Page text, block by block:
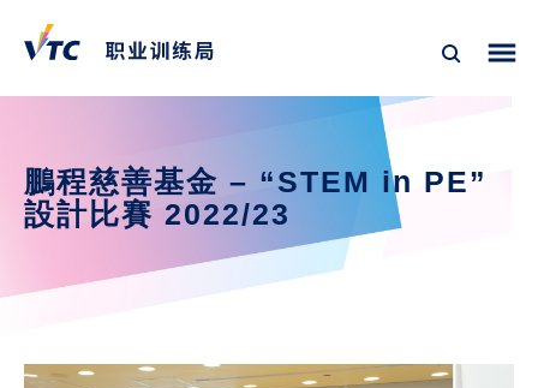
鵬程慈善基金 – “STEM in PE”
設計比賽 2022/23